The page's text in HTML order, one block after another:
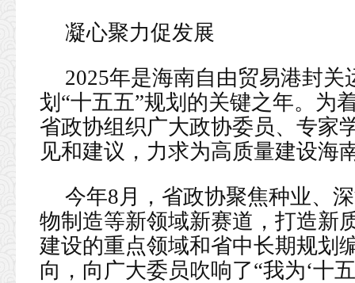
凝心聚力促发展
2025年是海南自由贸易港封
划“十五五”规划的关键之年。为
省政协组织广大政协委员、专家
见和建议，力求为高质量建设海
今年8月，省政协聚焦种业、
物制造等新领域新赛道，打造新
建设的重点领域和省中长期规划
向，向广大委员吹响了“我为‘十